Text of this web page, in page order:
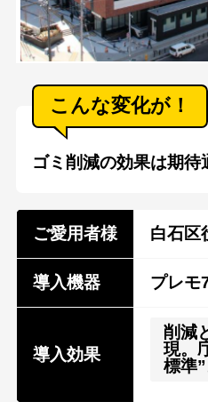
お問い
こんな変化が！
ゴミ削減の効果は期待
ご愛用者様 白石区
導入機器 プレモ
導入効果
削減
現。
標準”